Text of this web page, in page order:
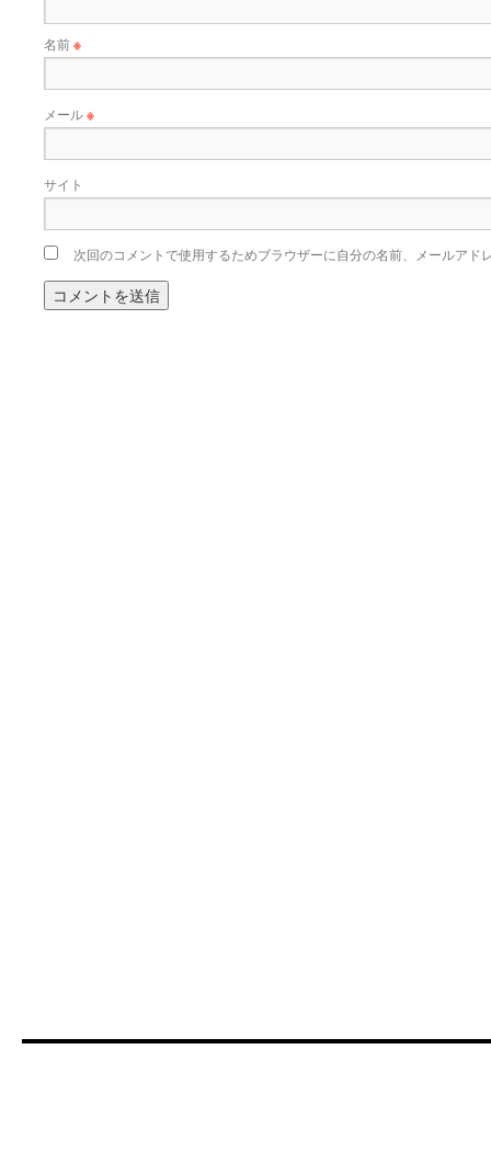
名前※
メール※
サイト
次回のコメントで使用するためブラウザーに自分の名前、メールアド